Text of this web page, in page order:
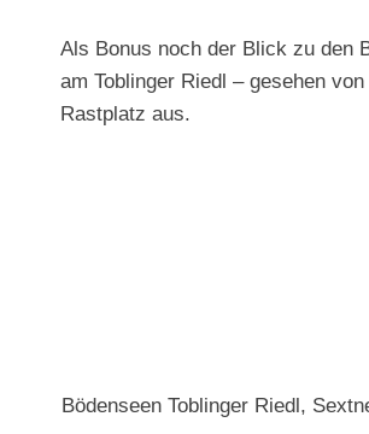
Als Bonus noch der Blick zu den
am Toblinger Riedl – gesehen
Rastplatz aus.
Bödenseen Toblinger Riedl,